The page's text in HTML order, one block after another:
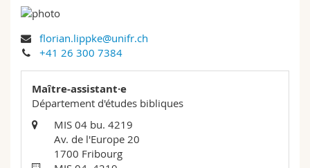
Formation continue
Lettres et sciences humaines
Sciences de l'éducation et de la formation
Médias
Chercheurs
Plan d'accès
Bibliothèques
florian.lippke@unifr.ch
+41 26 300 7384
Maître-assistant·e
Département d'études bibliques
MIS 04 bu. 4219
Av. de l'Europe 20
1700 Fribourg